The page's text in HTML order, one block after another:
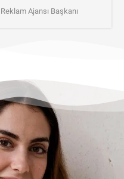
Ajansı Başkanı